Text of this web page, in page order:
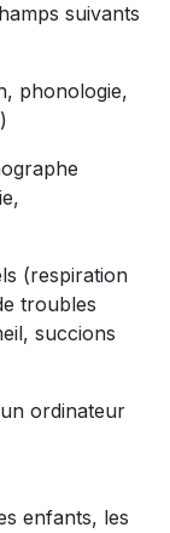
suivants
phonologie,
(respiration
troubles
succions
ordinateur
enfants, les